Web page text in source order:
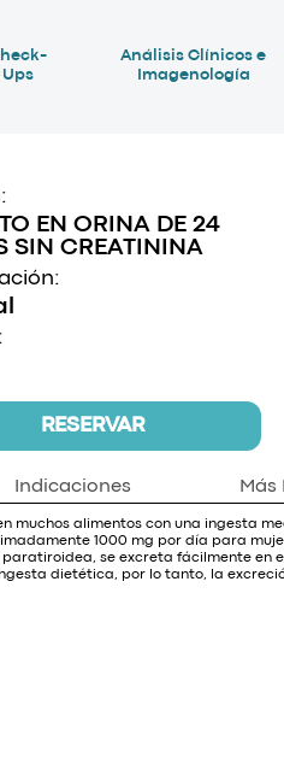
Ups
Análisis Clínicos e
Imagenología
EN ORINA DE 24
SIN CREATININA
RESERVAR
Indicaciones Más
muchos alimentos con una ingesta
1000 mg por día para
se excreta fácilmente en
dietética, por lo tanto, la